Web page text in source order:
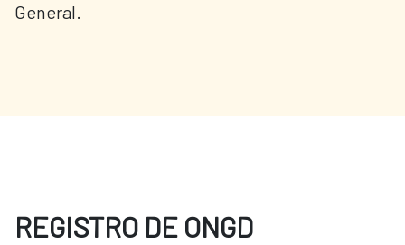
General.
REGISTRO DE ONGD